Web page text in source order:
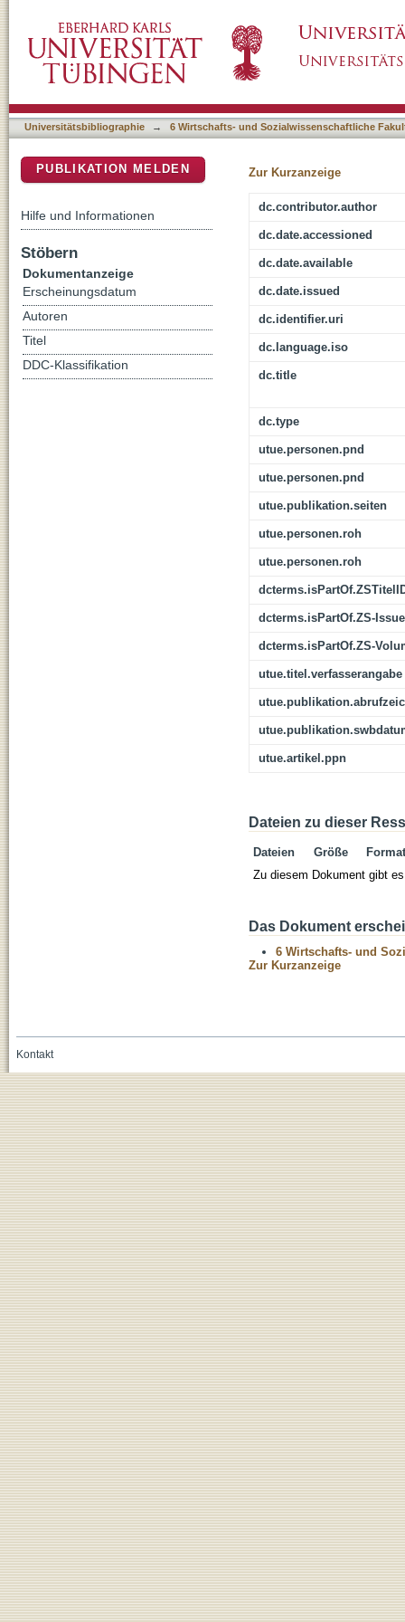
Universitätsbibliographie → 6 Wirtschafts- und Sozialwissenschaftliche
Zur Kurzanzeige
dc.contributor.author
dc.date.accessioned
dc.date.available
dc.date.issued
dc.identifier.uri
dc.language.iso
dc.title
dc.type
utue.personen.pnd
utue.personen.pnd
utue.publikation.seiten
utue.personen.roh
utue.personen.roh
dcterms.isPartOf.ZS-Issue
dcterms.isPartOf.ZS-
utue.titel.verfasserangabe
utue.artikel.ppn
Dateien zu dieser
Dateien Größe
Format
Zu diesem Dokument gibt
Das Dokument
6 Wirtschafts- und
Zur Kurzanzeige
PUBLIKATION MELDEN
Hilfe und Informationen
Stöbern
Dokumentanzeige
Erscheinungsdatum
Autoren
Titel
DDC-Klassifikation
Kontakt